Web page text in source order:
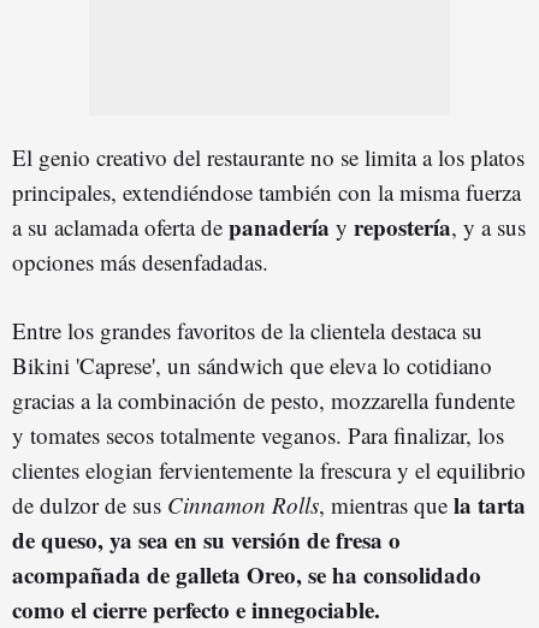
El genio creativo del restaurante no se limita a los platos
principales, extendiéndose también con la misma fuerza
a su aclamada oferta de panadería y repostería, y a sus
opciones más desenfadadas.
Entre los grandes favoritos de la clientela destaca su
Bikini 'Caprese', un sándwich que eleva lo cotidiano
gracias a la combinación de pesto, mozzarella fundente
y tomates secos totalmente veganos. Para finalizar, los
clientes elogian fervientemente la frescura y el equilibrio
de dulzor de sus Cinnamon Rolls, mientras que la tarta
de queso, ya sea en su versión de fresa o
acompañada de galleta Oreo, se ha consolidado
como el cierre perfecto e innegociable.